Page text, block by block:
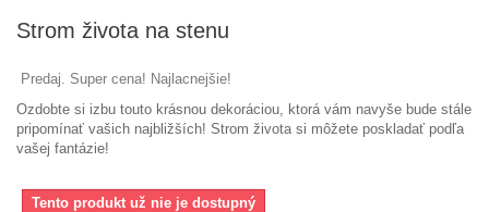
Strom života na stenu
Predaj. Super cena! Najlacnejšie!
Ozdobte si izbu touto krásnou dekoráciou, ktorá vám navyše bude stále
pripomínať vašich najbližších! Strom života si môžete poskladať podľa
vašej fantázie!
Tento produkt už nie je dostupný